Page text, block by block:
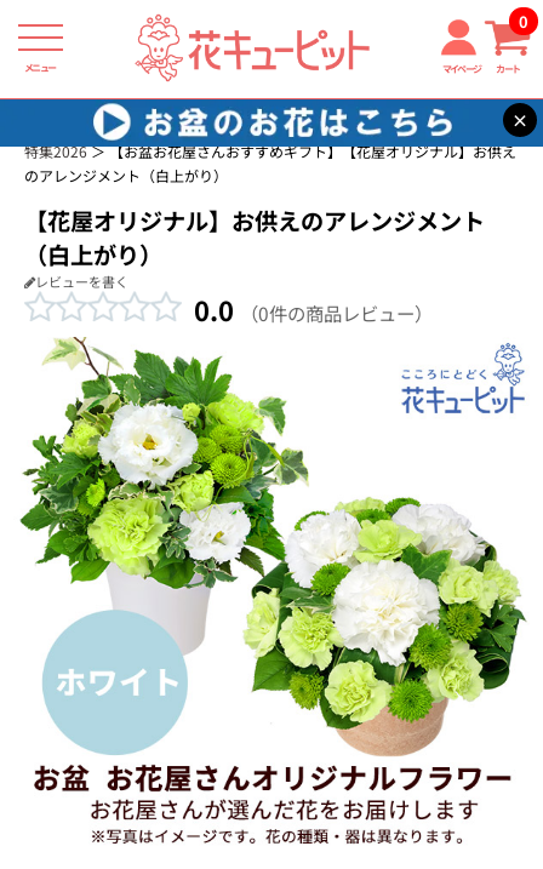
メニュー マイページ カート
0
×
花キューピット お供え花・お悔み花 商品一覧
お盆 花（新盆・初盆）
特集2026
【お盆お花屋さんおすすめギフト】【花屋オリジナル】お供え
のアレンジメント（白上がり）
【花屋オリジナル】お供えのアレンジメント
（白上がり）
レビューを書く
0.0 （0件の商品レビュー）